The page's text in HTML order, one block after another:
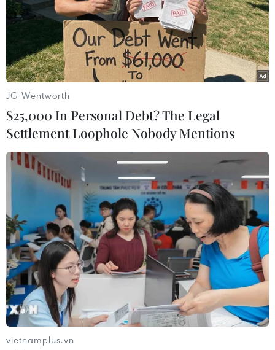
Phát triển thành công thiết bị
giúp viết văn bản bằng suy nghĩ
15/11/2019 09:08
Công nghệ này có tên gọi “giao diện máy tính não,”
bao gồm một máy tính kết hợp cùng điện não đồ, kết
nối trực tiếp với bộ não con người.
JG Wentworth
$25,000 In Personal Debt? The Legal
Settlement Loophole Nobody Mentions
vietnamplus.vn